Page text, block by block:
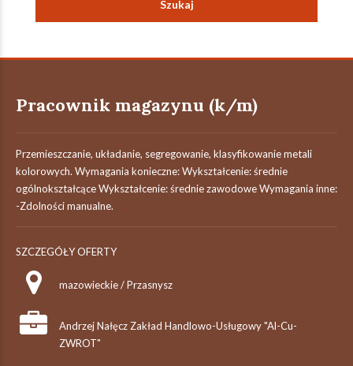
Pracownik magazynu (k/m)
Przemieszczanie, układanie, segregowanie, klasyfikowanie metali
kolorowych. Wymagania konieczne: Wykształcenie: średnie
ogólnokształcące Wykształcenie: średnie zawodowe Wymagania inne:
-Zdolności manualne.
SZCZEGÓŁY OFERTY
mazowieckie / Przasnysz
Andrzej Nałęcz Zakład Handlowo-Usługowy "Al-Cu-
ZWROT"